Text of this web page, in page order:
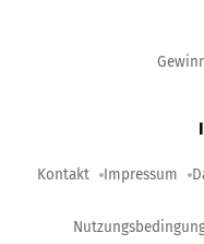
Kontakt Impressum